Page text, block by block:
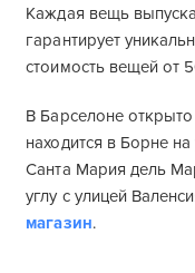
Каждая вещь
гарантирует
стоимость вещей от
В Барселоне
находится в Борне
Санта Мария дель
углу с улицей
магазин.